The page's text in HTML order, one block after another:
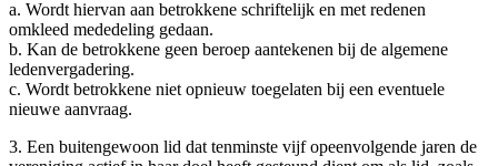
a. Wordt hiervan aan betrokkene schriftelijk en met redenen
omkleed mededeling gedaan.
b. Kan de betrokkene geen beroep aantekenen bij de algemene
ledenvergadering.
c. Wordt betrokkene niet opnieuw toegelaten bij een eventuele
nieuwe aanvraag.
3. Een buitengewoon lid dat tenminste vijf opeenvolgende jaren de